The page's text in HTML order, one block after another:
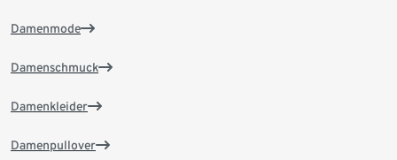
Damenmode
Damenschmuck
Damenkleider
Damenpullover